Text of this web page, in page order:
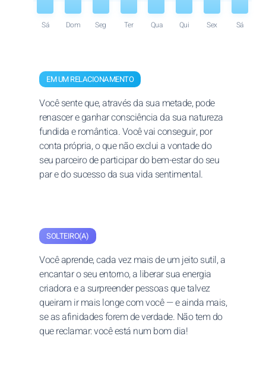
Sá Dom Seg Ter Qua Qui Sex Sá
EM UM RELACIONAMENTO
Você sente que, através da sua metade, pode
renascer e ganhar consciência da sua natureza
fundida e romântica. Você vai conseguir, por
conta própria, o que não exclui a vontade do
seu parceiro de participar do bem-estar do seu
par e do sucesso da sua vida sentimental.
SOLTEIRO(A)
Você aprende, cada vez mais de um jeito sutil, a
encantar o seu entorno, a liberar sua energia
criadora e a surpreender pessoas que talvez
queiram ir mais longe com você — e ainda mais,
se as afinidades forem de verdade. Não tem do
que reclamar: você está num bom dia!